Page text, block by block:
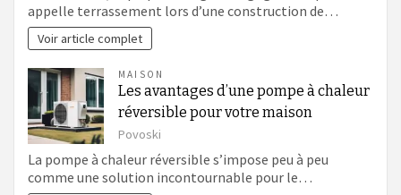
appelle terrassement lors d’une construction de…
Voir article complet
MAISON
Les avantages d’une pompe à chaleur
réversible pour votre maison
Povoski
La pompe à chaleur réversible s’impose peu à peu
comme une solution incontournable pour le…